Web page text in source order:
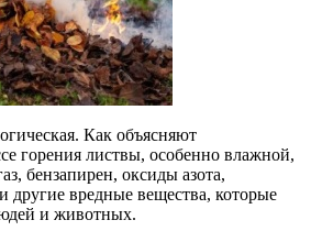
Как объясняют
горения листвы, особенно влажной,
бензапирен, оксиды азота,
другие вредные вещества, которые
и животных.